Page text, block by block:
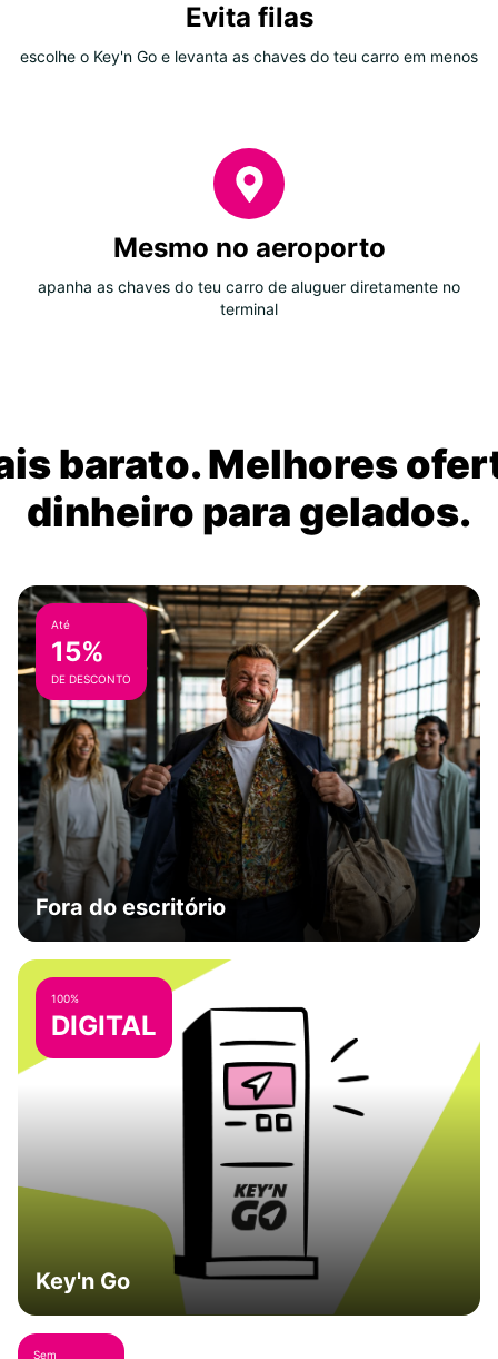
Evita filas
escolhe o Key'n Go e levanta as chaves do teu carro em menos
Mesmo no aeroporto
apanha as chaves do teu carro de aluguer diretamente no
terminal
barato. Melhores
dinheiro para gelados.
Até
15%
DE DESCONTO
Fora do escritório
100%
DIGITAL
Key'n Go
Sem